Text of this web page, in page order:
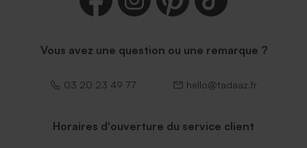
Vous avez une question ou une remarque ?
03 20 23 49 77 hello@tadaaz.fr
Horaires d'ouverture du service client